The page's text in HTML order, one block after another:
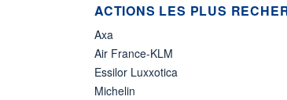
ACTIONS LES PLUS
Axa
Air France-KLM
Essilor Luxxotica
Michelin